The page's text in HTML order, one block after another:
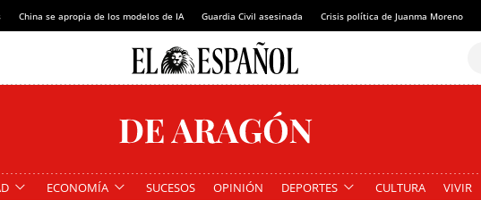
China se apropia de los modelos de IA Guardia Civil asesinada Crisis política de Juanma Moreno
ECONOMÍA SUCESOS OPINIÓN DEPORTES CULTURA VIVIR